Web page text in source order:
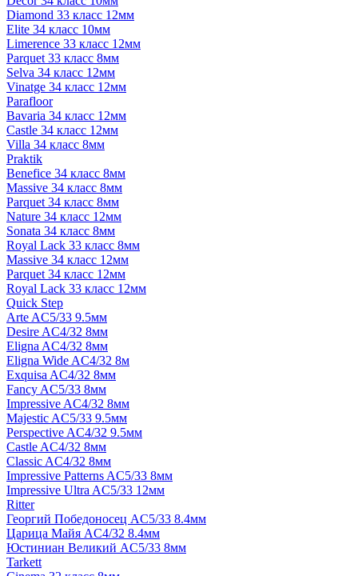
Diamond 33 класс 12мм
Elite 34 класс 10мм
Limerence 33 класс 12мм
Parquet 33 класс 8мм
Selva 34 класс 12мм
Vinatge 34 класс 12мм
Parafloor
Bavaria 34 класс 12мм
Castle 34 класс 12мм
Villa 34 класс 8мм
Praktik
Benefice 34 класс 8мм
Massive 34 класс 8мм
Parquet 34 класс 8мм
Nature 34 класс 12мм
Sonata 34 класс 8мм
Royal Lack 33 класс 8мм
Massive 34 класс 12мм
Parquet 34 класс 12мм
Royal Lack 33 класс 12мм
Quick Step
Arte AC5/33 9.5мм
Desire AC4/32 8мм
Eligna AC4/32 8мм
Eligna Wide AC4/32 8м
Exquisa AC4/32 8мм
Fancy AC5/33 8мм
Impressive AC4/32 8мм
Majestic AC5/33 9.5мм
Perspective AC4/32 9.5мм
Castle AC4/32 8мм
Classic AC4/32 8мм
Impressive Patterns AC5/33 8мм
Impressive Ultra AC5/33 12мм
Ritter
Георгий Победоносец AC5/33 8.4мм
Царица Майя AC4/32 8.4мм
Юстиниан Великий AC5/33 8мм
Tarkett